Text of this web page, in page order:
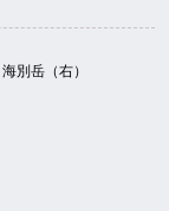
別岳（右）